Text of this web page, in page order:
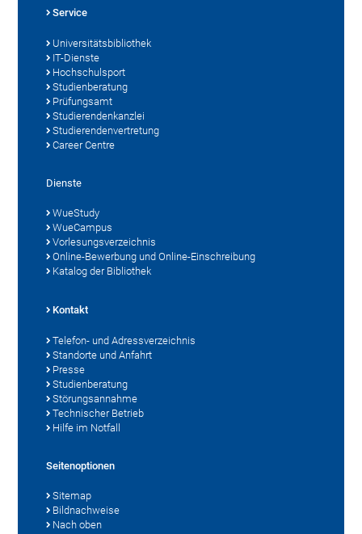
Service
Universitätsbibliothek
IT-Dienste
Hochschulsport
Studienberatung
Prüfungsamt
Studierendenkanzlei
Studierendenvertretung
Career Centre
Dienste
WueStudy
WueCampus
Vorlesungsverzeichnis
Online-Bewerbung und Online-Einschreibung
Katalog der Bibliothek
Kontakt
Telefon- und Adressverzeichnis
Standorte und Anfahrt
Presse
Studienberatung
Störungsannahme
Technischer Betrieb
Hilfe im Notfall
Seitenoptionen
Sitemap
Bildnachweise
Nach oben